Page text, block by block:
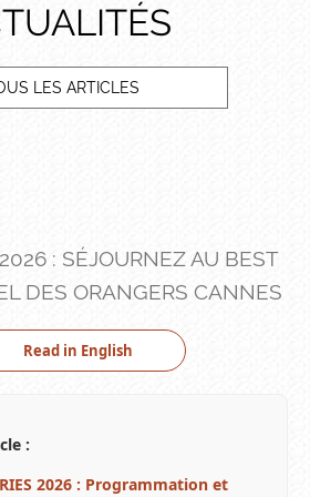
LES ARTICLES
: SÉJOURNEZ AU BEST
DES ORANGERS CANNES
Read in English
:
2026 : Programmation et